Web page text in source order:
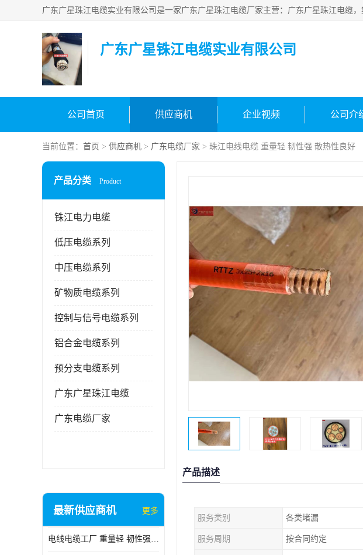
广东广星铢江电缆实业有限公司
公司首页 供应商机 企业视频 公司介
当前位置： 首页 > 供应商机 > 广东电缆厂家 > 珠江电线电缆 重量轻 韧性强 散热性良好
产品分类 Product
铢江电力电缆
低压电缆系列
中压电缆系列
矿物质电缆系列
控制与信号电缆系列
铝合金电缆系列
预分支电缆系列
广东广星珠江电缆
广东电缆厂家
最新供应商机 更多
电线电缆工厂 重量轻 韧性强 体积小 连接简单
产品描述
服务类别 各类堵漏
服务周期 按合同约定